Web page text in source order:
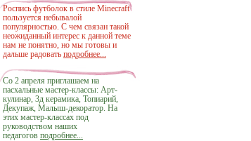
Роспись футболок в стиле Minecraft
пользуется небывалой
популярностью. С чем связан такой
неожиданный интерес к данной теме
нам не понятно, но мы готовы и
дальше радовать подробнее...
Со 2 апреля приглашаем на
пасхальные мастер-классы: Арт-
кулинар, 3д керамика, Топиарий,
Декупаж, Малыш-декоратор. На
этих мастер-классах под
руководством наших
педагогов подробнее...